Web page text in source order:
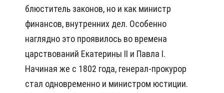
блюститель законов, но и как министр
финансов, внутренних дел. Особенно
наглядно это проявилось во времена
царствований Екатерины II и Павла I.
Начиная же с 1802 года, генерал-прокурор
стал одновременно и министром юстиции.